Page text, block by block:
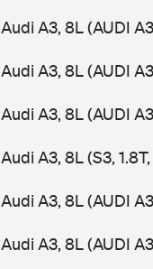
Audi A3, 8L (AUDI
Audi A3, 8L (AUDI
Audi A3, 8L (AUDI
Audi A3, 8L (S3,
Audi A3, 8L (AUDI
Audi A3, 8L (AUDI